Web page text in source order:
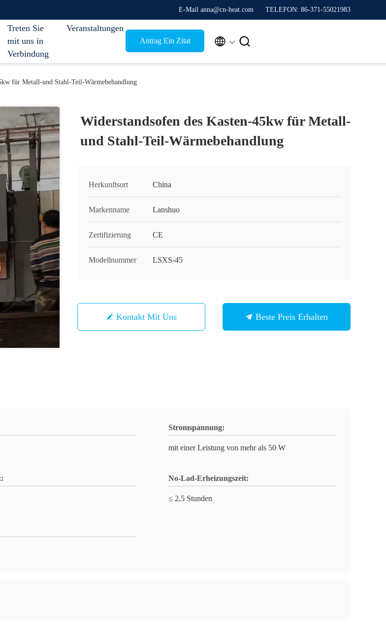
E-Mail anna@cn-heat.com TELEFON: 86-371-55021983
Treten Sie
mit uns in
Verbindung
Veranstaltungen
Antrag Ein Zitat  
für Metall-und Stahl-Teil-Wärmebehandlung
Widerstandsofen des Kasten-45kw für Metall-
und Stahl-Teil-Wärmebehandlung
Herkunftsort China
Markenname Lanshuo
Zertifizierung CE
Modellnummer LSXS-45
Kontakt Mit Uns Beste Preis Erhalten
Stromspannung:
mit einer Leistung von mehr als 50 W
No-Lad-Erheizungszeit:
≤ 2,5 Stunden